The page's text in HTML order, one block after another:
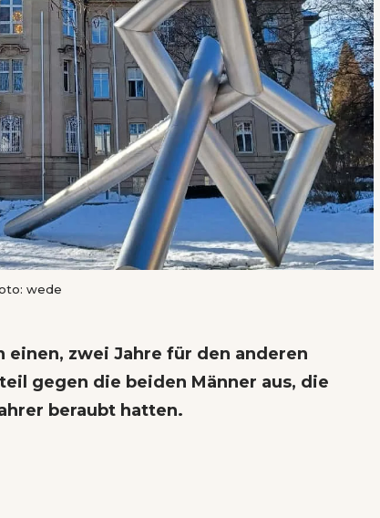
wede
zwei Jahre für den anderen
gegen die beiden Männer aus, die
beraubt hatten.